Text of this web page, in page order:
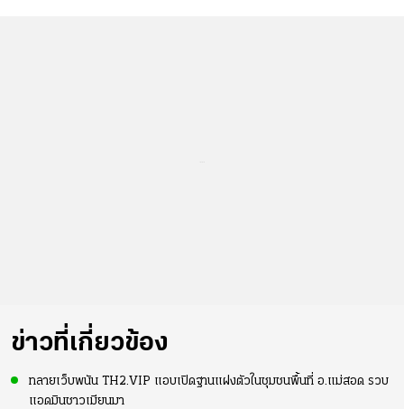
ข่าวที่เกี่ยวข้อง
ทลายเว็บพนัน TH2.VIP แอบเปิดฐานแฝงตัวในชุมชนพื้นที่ อ.แม่สอด รวบ
แอดมินชาวเมียนมา